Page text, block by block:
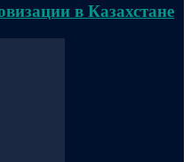
в Казахстане